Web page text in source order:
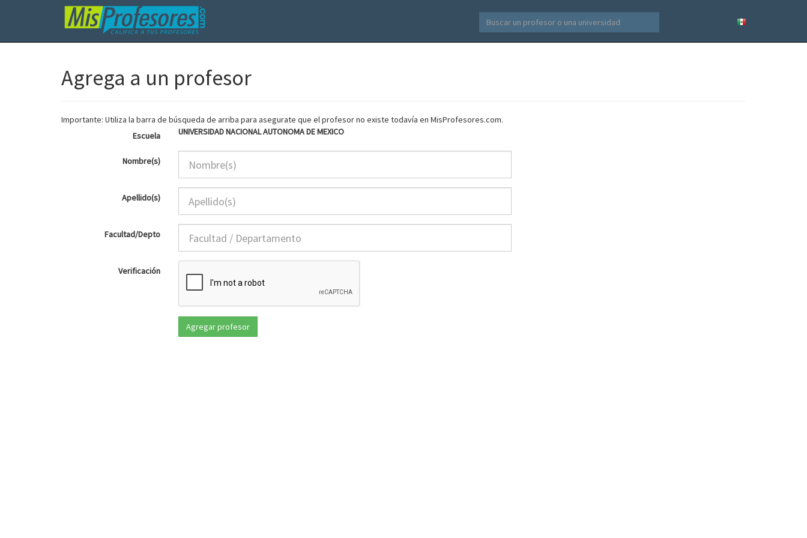
Agrega a un profesor
Importante: Utiliza la barra de búsqueda de arriba para asegurate que el profesor no existe todavía en MisProfesores.com.
Escuela
UNIVERSIDAD NACIONAL AUTONOMA DE MEXICO
Nombre(s)
Apellido(s)
Facultad/Depto
Verificación